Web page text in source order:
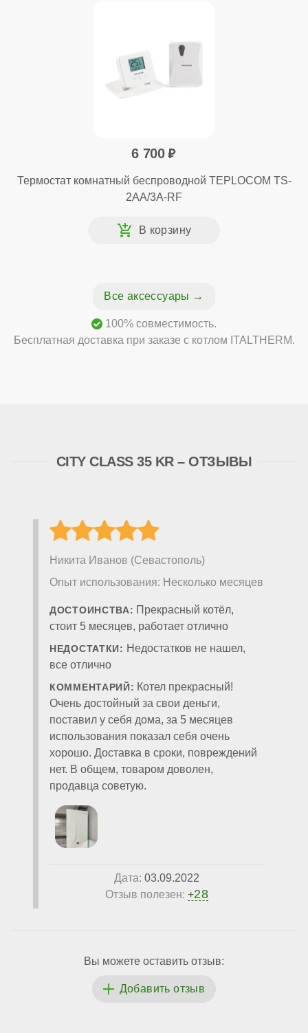
6 700
Термостат комнатный беспроводной TEPLOCOM TS-
2AA/3A-RF
Все аксессуары
100% совместимость.
Бесплатная доставка при заказе с котлом ITALTHERM.
CITY CLASS 35 KR – ОТЗЫВЫ
Никита Иванов (Севастополь)
Опыт использования: Несколько месяцев
ДОСТОИНСТВА: Прекрасный котёл,
стоит 5 месяцев, работает отлично
НЕДОСТАТКИ: Недостатков не нашел,
все отлично
КОММЕНТАРИЙ: Котел прекрасный!
Очень достойный за свои деньги,
поставил у себя дома, за 5 месяцев
использования показал себя очень
хорошо. Доставка в сроки, повреждений
нет. В общем, товаром доволен,
продавца советую.
Дата: 03.09.2022
Отзыв полезен: +28
Вы можете оставить отзыв: